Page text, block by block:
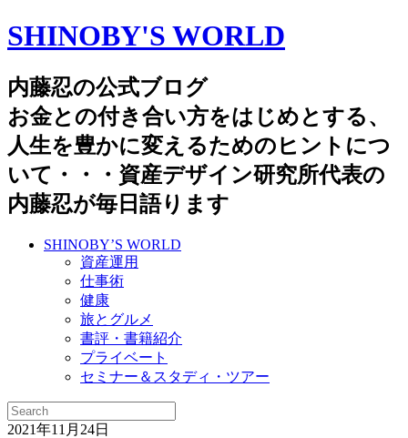
SHINOBY'S WORLD
内藤忍の公式ブログ
お金との付き合い方をはじめとする、
人生を豊かに変えるためのヒントにつ
いて・・・資産デザイン研究所代表の
内藤忍が毎日語ります
SHINOBY’S WORLD
資産運用
仕事術
健康
旅とグルメ
書評・書籍紹介
プライベート
セミナー＆スタディ・ツアー
2021年11月24日